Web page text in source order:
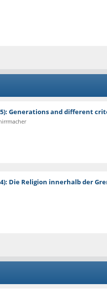
Generations and different
Die Religion innerhalb der